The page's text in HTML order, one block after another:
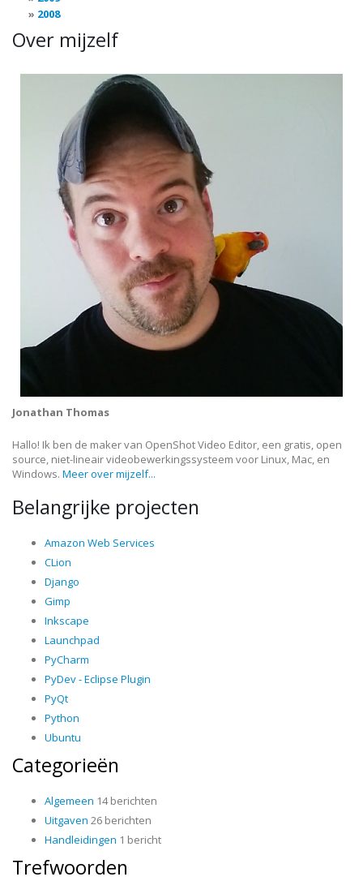
2008
Over mijzelf
Jonathan Thomas
Hallo! Ik ben de maker van OpenShot Video Editor, een gratis, open
source, niet-lineair videobewerkingssysteem voor Linux, Mac, en
Windows. Meer over mijzelf...
Belangrijke projecten
Amazon Web Services
CLion
Django
Gimp
Inkscape
Launchpad
PyCharm
PyDev - Eclipse Plugin
PyQt
Python
Ubuntu
Categorieën
Algemeen 14 berichten
Uitgaven 26 berichten
Handleidingen 1 bericht
Trefwoorden